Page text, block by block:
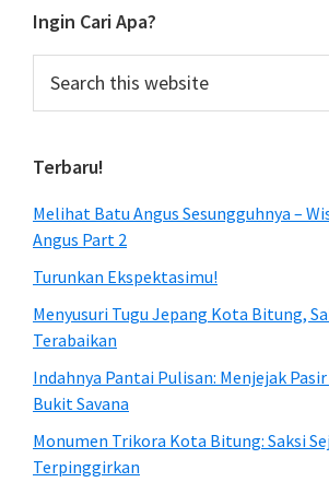
Ingin Cari Apa?
this
Terbaru!
Melihat Batu Angus Sesungguhnya –
Angus Part 2
Turunkan Ekspektasimu!
Menyusuri Tugu Jepang Kota Bitung,
Terabaikan
Indahnya Pantai Pulisan: Menjejak
Bukit Savana
Monumen Trikora Kota Bitung: Saksi
Terpinggirkan